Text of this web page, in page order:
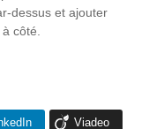
dessus et ajouter
côté.
Viadeo